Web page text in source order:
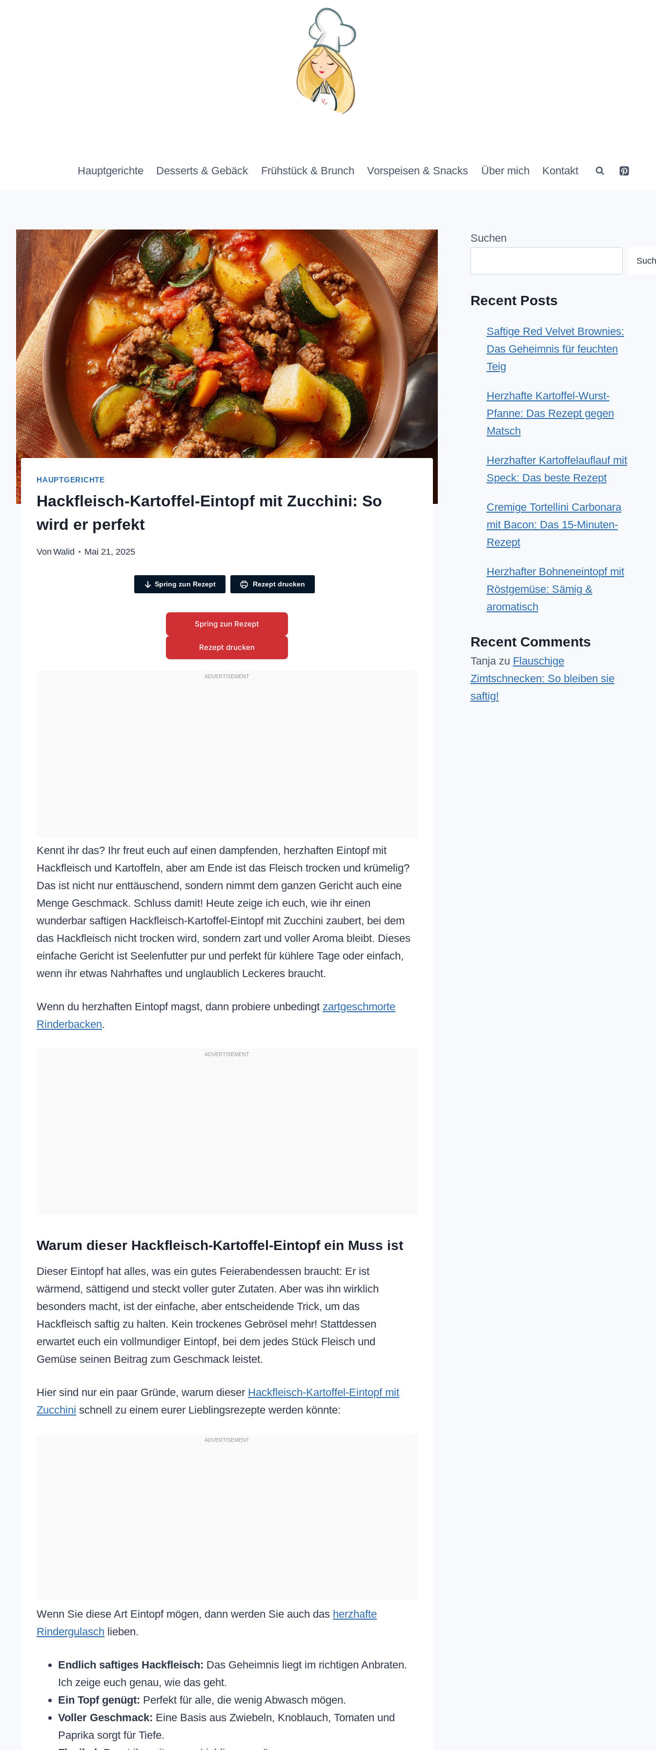
Hauptgerichte Desserts & Gebäck Frühstück & Brunch Vorspeisen & Snacks Über mich Kontakt
HAUPTGERICHTE
Hackfleisch-Kartoffel-Eintopf mit Zucchini: So
wird er perfekt
Von Walid Mai 21, 2025
Spring zun Rezept Rezept drucken
Spring zun Rezept
Rezept drucken
Kennt ihr das? Ihr freut euch auf einen dampfenden, herzhaften Eintopf mit
Hackfleisch und Kartoffeln, aber am Ende ist das Fleisch trocken und krümelig?
Das ist nicht nur enttäuschend, sondern nimmt dem ganzen Gericht auch eine
Menge Geschmack. Schluss damit! Heute zeige ich euch, wie ihr einen
wunderbar saftigen Hackfleisch-Kartoffel-Eintopf mit Zucchini zaubert, bei dem
das Hackfleisch nicht trocken wird, sondern zart und voller Aroma bleibt. Dieses
einfache Gericht ist Seelenfutter pur und perfekt für kühlere Tage oder einfach,
wenn ihr etwas Nahrhaftes und unglaublich Leckeres braucht.
Wenn du herzhaften Eintopf magst, dann probiere unbedingt zartgeschmorte
Rinderbacken.
Warum dieser Hackfleisch-Kartoffel-Eintopf ein Muss ist
Dieser Eintopf hat alles, was ein gutes Feierabendessen braucht: Er ist
wärmend, sättigend und steckt voller guter Zutaten. Aber was ihn wirklich
besonders macht, ist der einfache, aber entscheidende Trick, um das
Hackfleisch saftig zu halten. Kein trockenes Gebrösel mehr! Stattdessen
erwartet euch ein vollmundiger Eintopf, bei dem jedes Stück Fleisch und
Gemüse seinen Beitrag zum Geschmack leistet.
Hier sind nur ein paar Gründe, warum dieser Hackfleisch-Kartoffel-Eintopf mit
Zucchini schnell zu einem eurer Lieblingsrezepte werden könnte:
Wenn Sie diese Art Eintopf mögen, dann werden Sie auch das herzhafte
Rindergulasch lieben.
Endlich saftiges Hackfleisch: Das Geheimnis liegt im richtigen Anbraten.
Ich zeige euch genau, wie das geht.
Ein Topf genügt: Perfekt für alle, die wenig Abwasch mögen.
Voller Geschmack: Eine Basis aus Zwiebeln, Knoblauch, Tomaten und
Paprika sorgt für Tiefe.
Suchen
Recent Posts
Saftige Red Velvet Brownies:
Das Geheimnis für feuchten
Teig
Herzhafte Kartoffel-Wurst-
Pfanne: Das Rezept gegen
Matsch
Herzhafter Kartoffelauflauf mit
Speck: Das beste Rezept
Cremige Tortellini Carbonara
mit Bacon: Das 15-Minuten-
Rezept
Herzhafter Bohneneintopf mit
Röstgemüse: Sämig &
aromatisch
Recent Comments
Tanjazu Flauschige
Zimtschnecken: So bleiben sie
saftig!